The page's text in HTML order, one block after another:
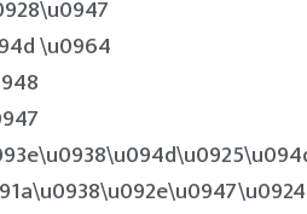
\u0964